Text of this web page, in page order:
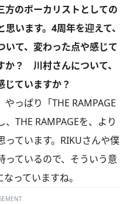
のボーカリストとしての
います。4周年を迎えて、
いて、変わった点や感じて
か？ 川村さんについて、
じていますか？
っぱり「THE RAMPAGE
THE RAMPAGEを、より
ています。RIKUさんや僕
っているので、そういう意
っていますね。